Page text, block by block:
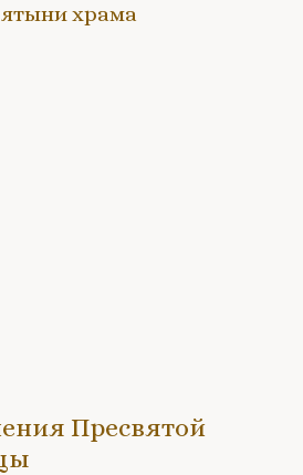
храма
Пресвятой